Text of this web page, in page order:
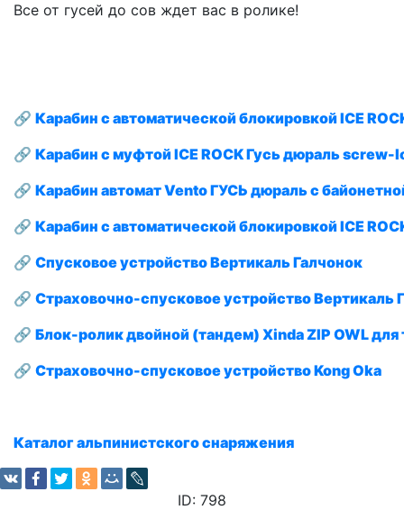
Все от гусей до сов ждет вас в ролике!
🔗 Карабин с автоматической блокировкой ICE
🔗 Карабин с муфтой ICE ROCK Гусь дюраль screw-
🔗 Карабин автомат Vento ГУСЬ дюраль с
🔗 Карабин с автоматической блокировкой ICE
🔗 Спусковое устройство Вертикаль Галчонок
🔗 Страховочно-спусковое устройство Вертикаль
🔗 Блок-ролик двойной (тандем) Xinda ZIP OWL для
🔗 Страховочно-спусковое устройство Kong Oka
Каталог альпинистского снаряжения
ID: 798